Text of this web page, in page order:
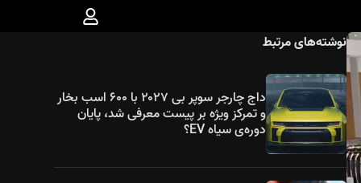
نوشته‌های مرتبط
داج چارجر سوپر بی ۲۰۲۷ با ۶۰۰ اسب بخار
و تمرکز ویژه بر پیست معرفی شد، پایان
دوره‌ی سیاه EV؟